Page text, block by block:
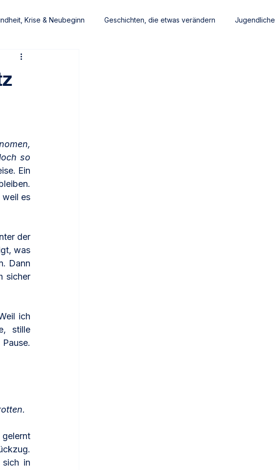
Krise & Neubeginn Geschichten, die etwas verändern Jugendliche
so
Ein
weil es
der
was
Dann
sicher
ich
stille
in